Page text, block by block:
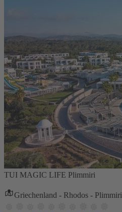
TUI MAGIC LIFE Plimmiri
Griechenland - Rhodos - Plimmiri